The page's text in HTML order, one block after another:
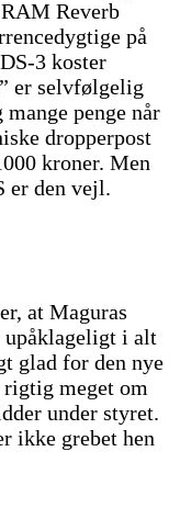
Reverb
på
3 koster
er selvfølgelig
penge når
dropperpost
kroner. Men
er den vejl.
at Maguras
upåklageligt i alt
glad for den nye
meget om
under styret.
ikke grebet hen